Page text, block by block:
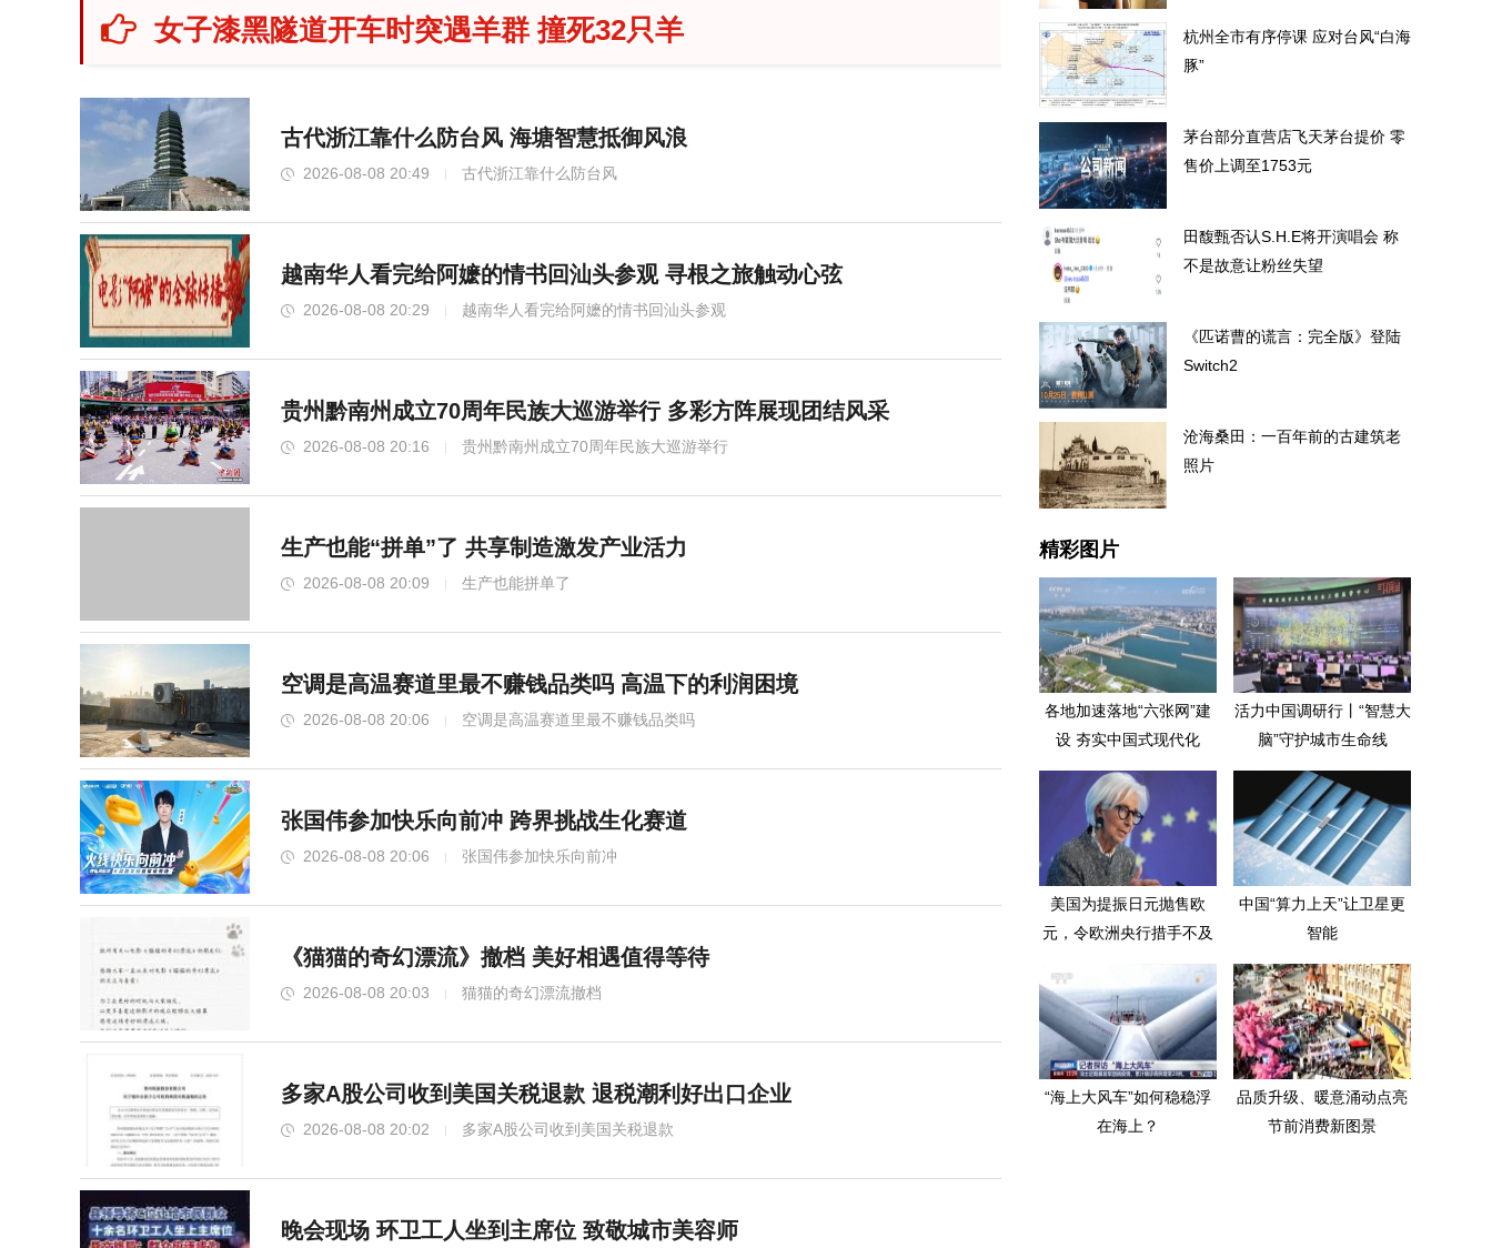
女子漆黑隧道开车时突遇羊群 撞死32只羊
古代浙江靠什么防台风 海塘智慧抵御风浪
2026-08-08 20:49 古代浙江靠什么防台风
越南华人看完给阿嬷的情书回汕头参观 寻根之旅触动心弦
2026-08-08 20:29 越南华人看完给阿嬷的情书回汕头参观
贵州黔南州成立70周年民族大巡游举行 多彩方阵展现团结风采
2026-08-08 20:16 贵州黔南州成立70周年民族大巡游举行
生产也能“拼单”了 共享制造激发产业活力
2026-08-08 20:09 生产也能拼单了
空调是高温赛道里最不赚钱品类吗 高温下的利润困境
2026-08-08 20:06 空调是高温赛道里最不赚钱品类吗
张国伟参加快乐向前冲 跨界挑战生化赛道
2026-08-08 20:06 张国伟参加快乐向前冲
《猫猫的奇幻漂流》撤档 美好相遇值得等待
2026-08-08 20:03 猫猫的奇幻漂流撤档
多家A股公司收到美国关税退款 退税潮利好出口企业
2026-08-08 20:02 多家A股公司收到美国关税退款
晚会现场 环卫工人坐到主席位 致敬城市美容师
杭州全市有序停课 应对台风“白海
豚”
茅台部分直营店飞天茅台提价 零
售价上调至1753元
田馥甄否认S.H.E将开演唱会 称
不是故意让粉丝失望
《匹诺曹的谎言：完全版》登陆
Switch2
沧海桑田：一百年前的古建筑老
照片
精彩图片
各地加速落地“六张网”建
设 夯实中国式现代化
活力中国调研行丨“智慧大
脑”守护城市生命线
美国为提振日元抛售欧
元，令欧洲央行措手不及
中国“算力上天”让卫星更
智能
“海上大风车”如何稳稳浮
在海上？
品质升级、暖意涌动点亮
节前消费新图景